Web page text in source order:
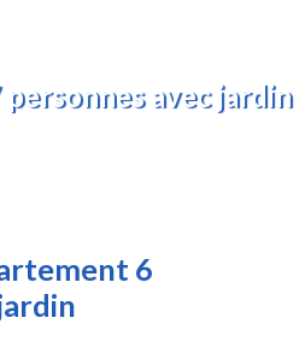
avec jardin
6